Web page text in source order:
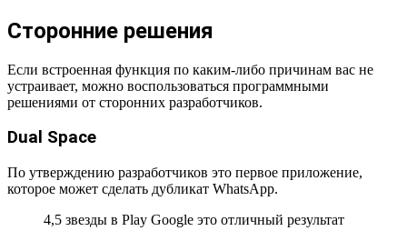
Сторонние решения
Если встроенная функция по каким-либо причинам вас не
устраивает, можно воспользоваться программными
решениями от сторонних разработчиков.
Dual Space
По утверждению разработчиков это первое приложение,
которое может сделать дубликат WhatsApp.
4,5 звезды в Play Google это отличный результат